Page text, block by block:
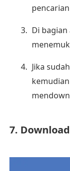
Di
Jika
7.